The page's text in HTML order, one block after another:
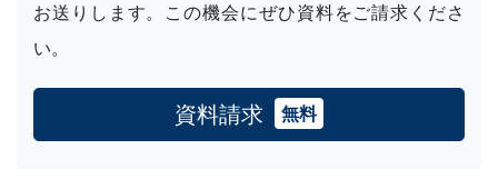
お送りします。この機会にぜひ資料をご請求くださ
い。
資料請求 無料